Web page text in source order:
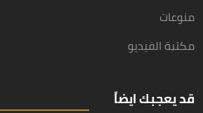
منوعات
مكتبة الفيديو
قد يعجبك ايضاً